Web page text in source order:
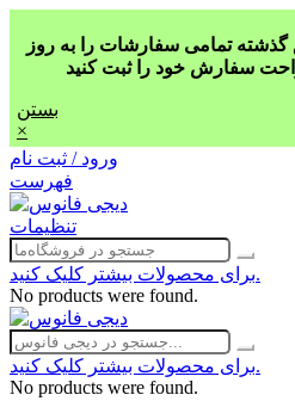
تمامی سفارشات را به روز
بستن
×
ورود / ثبت نام
فهرست
تنظیمات
برای محصولات بیشتر کلیک کنید.
No products were found.
برای محصولات بیشتر کلیک کنید.
No products were found.